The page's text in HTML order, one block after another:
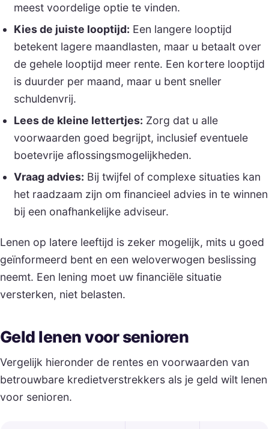
meest voordelige optie te vinden.
Kies de juiste looptijd: Een langere looptijd
betekent lagere maandlasten, maar u betaalt over
de gehele looptijd meer rente. Een kortere looptijd
is duurder per maand, maar u bent sneller
schuldenvrij.
Lees de kleine lettertjes: Zorg dat u alle
voorwaarden goed begrijpt, inclusief eventuele
boetevrije aflossingsmogelijkheden.
Vraag advies: Bij twijfel of complexe situaties kan
het raadzaam zijn om financieel advies in te winnen
bij een onafhankelijke adviseur.
Lenen op latere leeftijd is zeker mogelijk, mits u goed
geïnformeerd bent en een weloverwogen beslissing
neemt. Een lening moet uw financiële situatie
versterken, niet belasten.
Geld lenen voor senioren
Vergelijk hieronder de rentes en voorwaarden van
betrouwbare kredietverstrekkers als je geld wilt lenen
voor senioren.